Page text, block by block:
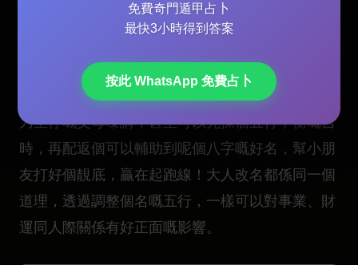
。當然，五行補救唔係簡單嘅加減數，仲要考慮
2026 乙巳年出世嘅 BB，如果佢八字火土好旺，咁
改名就要優先考慮用啲屬金、屬水嘅字。對於揀開
刀生仔嘅父母嚟講，甚至可以先揀個五行平衡嘅吉
時，再配返個可以輔助到呢個八字嘅好名，幫小朋
友打好個靚底，贏在起跑線！大人改名都係同一個
道理，透過調整個名嘅五行，一樣可以對事業、財
運同人際關係有好正面嘅影響。
免費奇門遁甲占卜
最快3小時得到答案
按此 WhatsApp 免費占卜